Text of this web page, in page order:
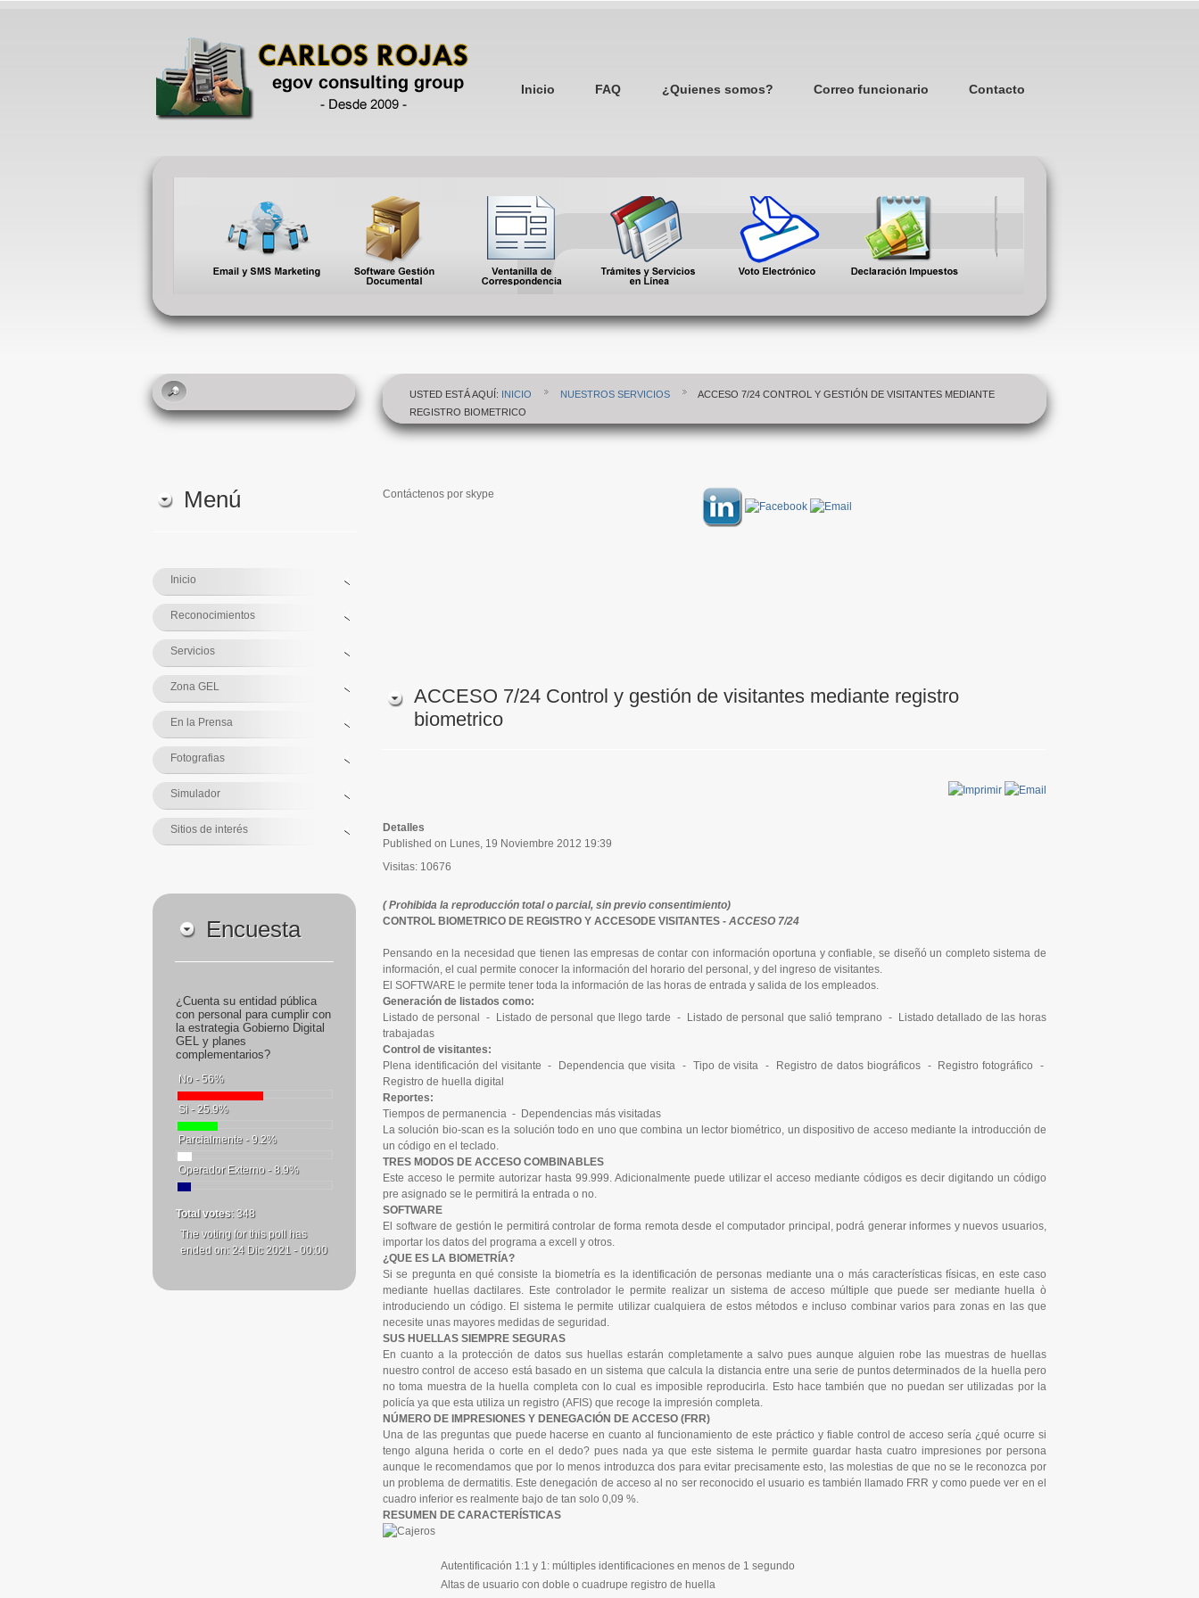
Inicio FAQ ¿Quienes somos? Correo funcionario Contacto
USTED ESTÁ AQUÍ: INICIO NUESTROS SERVICIOS
ACCESO 7/24 CONTROL Y GESTIÓN DE VISITANTES MEDIANTE
REGISTRO BIOMETRICO
Menú
Inicio
Reconocimientos
Servicios
Zona GEL
En la Prensa
Fotografias
Simulador
Sitios de interés
Encuesta
¿Cuenta su entidad pública
con personal para cumplir con
la estrategia Gobierno Digital
GEL y planes
complementarios?
No - 56%
Si - 25.9%
Parcialmente - 9.2%
Operador Externo - 8.9%
Total votes: 348
The voting for this poll has
ended on: 24 Dic 2021 - 00:00
Contáctenos por skype
ACCESO 7/24 Control y gestión de visitantes mediante registro
biometrico
Detalles
Published on Lunes, 19 Noviembre 2012 19:39
Visitas: 10676
( Prohibida la reproducción total o parcial, sin previo consentimiento)
CONTROL BIOMETRICO DE REGISTRO Y ACCESODE VISITANTES - ACCESO 7/24
Pensando en la necesidad que tienen las empresas de contar con información oportuna y confiable, se diseñó un completo sistema de
información, el cual permite conocer la información del horario del personal, y del ingreso de visitantes.
El SOFTWARE le permite tener toda la información de las horas de entrada y salida de los empleados.
Generación de listados como:
Listado de personal - Listado de personal que llego tarde - Listado de personal que salió temprano - Listado detallado de las horas
trabajadas
Control de visitantes:
Plena identificación del visitante - Dependencia que visita - Tipo de visita - Registro de datos biográficos - Registro fotográfico -
Registro de huella digital
Reportes:
Tiempos de permanencia - Dependencias más visitadas
La solución bio-scan es la solución todo en uno que combina un lector biométrico, un dispositivo de acceso mediante la introducción de
un código en el teclado.
TRES MODOS DE ACCESO COMBINABLES
Este acceso le permite autorizar hasta 99.999. Adicionalmente puede utilizar el acceso mediante códigos es decir digitando un código
pre asignado se le permitirá la entrada o no.
SOFTWARE
El software de gestión le permitirá controlar de forma remota desde el computador principal, podrá generar informes y nuevos usuarios,
importar los datos del programa a excell y otros.
¿QUE ES LA BIOMETRÍA?
Si se pregunta en qué consiste la biometría es la identificación de personas mediante una o más características físicas, en este caso
mediante huellas dactilares. Este controlador le permite realizar un sistema de acceso múltiple que puede ser mediante huella ò
introduciendo un código. El sistema le permite utilizar cualquiera de estos métodos e incluso combinar varios para zonas en las que
necesite unas mayores medidas de seguridad.
SUS HUELLAS SIEMPRE SEGURAS
En cuanto a la protección de datos sus huellas estarán completamente a salvo pues aunque alguien robe las muestras de huellas
nuestro control de acceso está basado en un sistema que calcula la distancia entre una serie de puntos determinados de la huella pero
no toma muestra de la huella completa con lo cual es imposible reproducirla. Esto hace también que no puedan ser utilizadas por la
policía ya que esta utiliza un registro (AFIS) que recoge la impresión completa.
NÚMERO DE IMPRESIONES Y DENEGACIÓN DE ACCESO (FRR)
Una de las preguntas que puede hacerse en cuanto al funcionamiento de este práctico y fiable control de acceso sería ¿qué ocurre si
tengo alguna herida o corte en el dedo? pues nada ya que este sistema le permite guardar hasta cuatro impresiones por persona
aunque le recomendamos que por lo menos introduzca dos para evitar precisamente esto, las molestias de que no se le reconozca por
un problema de dermatitis. Este denegación de acceso al no ser reconocido el usuario es también llamado FRR y como puede ver en el
cuadro inferior es realmente bajo de tan solo 0,09 %.
RESUMEN DE CARACTERÍSTICAS
Autentificación 1:1 y 1: múltiples identificaciones en menos de 1 segundo
Altas de usuario con doble o cuadrupe registro de huella